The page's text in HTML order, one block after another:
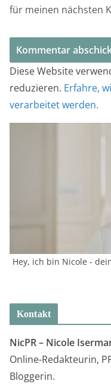
für meinen nächsten
Diese Website
reduzieren. Erfahre,
verarbeitet werden.
Hey, ich bin Nicole -
Kontakt
NicPR – Nicole
Online-Redakteurin,
Bloggerin.